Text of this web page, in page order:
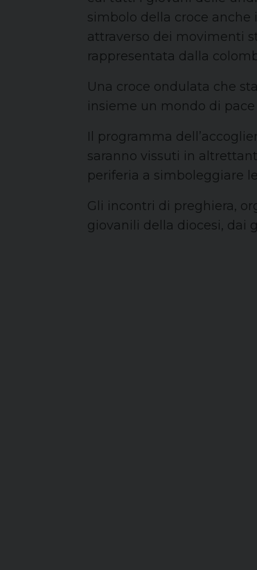
simbolo della croce anche
attraverso dei movimenti
rappresentata dalla
Una croce ondulata che
insieme un mondo di
Il programma
saranno vissuti in
periferia a simboleggiare
Gli incontri di preghiera,
giovanili della diocesi, dai